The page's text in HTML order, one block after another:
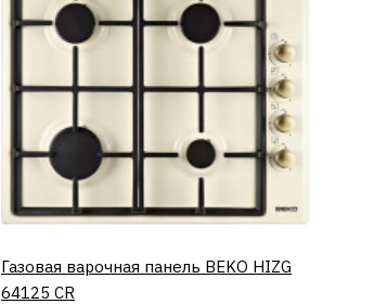
КУПИТЬ
Газовая варочная панель BEKO HIZG
64125 CR